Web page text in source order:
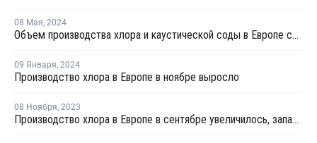
08 Мая, 2024
Объем производства хлора и каустической соды в Европе снизились в марте
09 Января, 2024
Производство хлора в Европе в ноябре выросло
08 Ноября, 2023
Производство хлора в Европе в сентябре увеличилось, запасы каустика выросли